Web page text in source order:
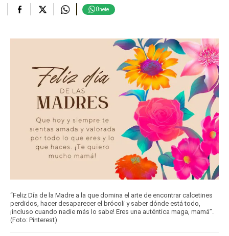
Únete
“Feliz Día de la Madre a la que domina el arte de encontrar calcetines
perdidos, hacer desaparecer el brócoli y saber dónde está todo,
¡incluso cuando nadie más lo sabe! Eres una auténtica maga, mamá”.
(Foto: Pinterest)